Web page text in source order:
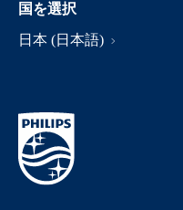
国を選択
日本 (日本語)